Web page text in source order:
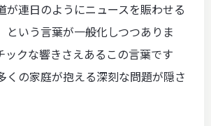
が連日のようにニュースを賑わせる
という言葉が一般化しつつありま
ックな響きさえあるこの言葉です
くの家庭が抱える深刻な問題が隠さ